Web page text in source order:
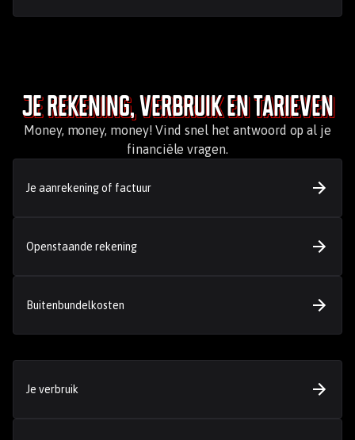
Je rekening, verbruik en tarieven
Money, money, money! Vind snel het antwoord op al je
financiële vragen.
Je aanrekening of factuur
Openstaande rekening
Buitenbundelkosten
Je verbruik